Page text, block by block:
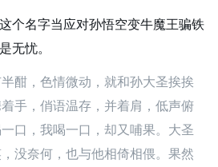
个名字当应对孙悟空变牛魔王骗铁
无忧。
酣，色情微动，就和孙大圣挨挨
手，俏语温存，并着肩，低声俯
口，我喝一口，却又哺果。大圣
没奈何，也与他相倚相偎。果然